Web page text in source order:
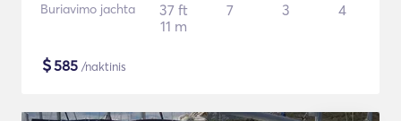
Buriavimo jachta
37 ft
11 m
7 3 4
$585 /naktinis